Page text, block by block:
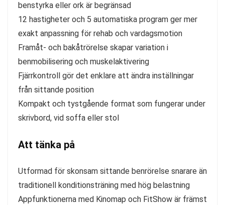
benstyrka eller ork är begränsad
12 hastigheter och 5 automatiska program ger mer
exakt anpassning för rehab och vardagsmotion
Framåt- och bakåtrörelse skapar variation i
benmobilisering och muskelaktivering
Fjärrkontroll gör det enklare att ändra inställningar
från sittande position
Kompakt och tystgående format som fungerar under
skrivbord, vid soffa eller stol
Att tänka på
Utformad för skonsam sittande benrörelse snarare än
traditionell konditionsträning med hög belastning
Appfunktionerna med Kinomap och FitShow är främst